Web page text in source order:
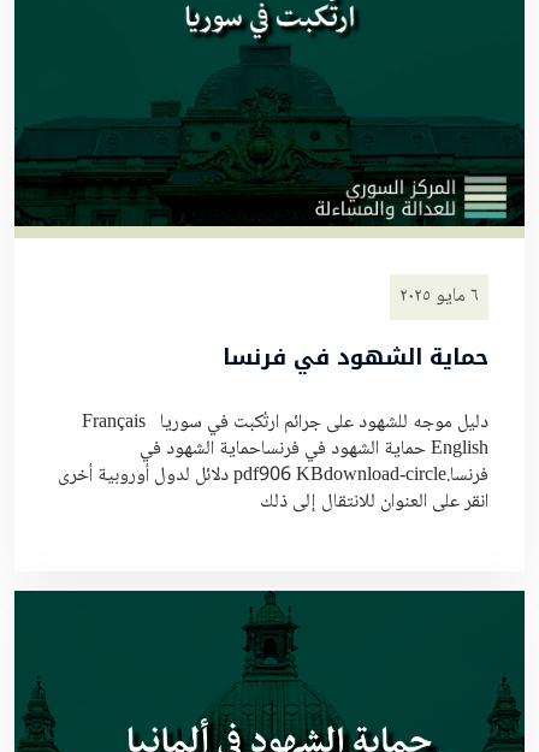
٦ مايو ٢٠٢٥
حماية الشهود في فرنسا
دليل موجه للشهود على جرائم ارتُكبت في سوريا Français
English حماية الشهود في فرنساحماية الشهود في
فرنسا.pdf906 KBdownload-circle دلائل لدول أوروبية أخرى
انقر على العنوان للانتقال إلى ذلك